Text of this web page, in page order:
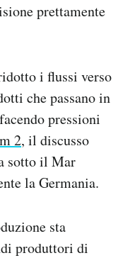
prettamente
i flussi verso
che passano in
pressioni
2, il discusso
sotto il Mar
la Germania.
sta
produttori di